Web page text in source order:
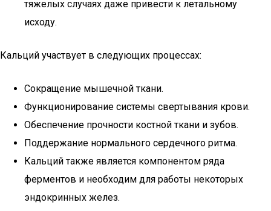
тяжелых случаях даже привести к летальному
исходу.
Кальций участвует в следующих процессах:
Сокращение мышечной ткани.
Функционирование системы свертывания крови.
Обеспечение прочности костной ткани и зубов.
Поддержание нормального сердечного ритма.
Кальций также является компонентом ряда
ферментов и необходим для работы некоторых
эндокринных желез.